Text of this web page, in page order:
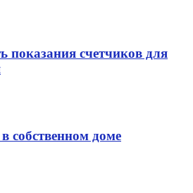
показания счетчиков для
собственном доме